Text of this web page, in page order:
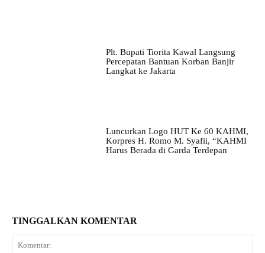
Plt. Bupati Tiorita Kawal Langsung
Percepatan Bantuan Korban Banjir
Langkat ke Jakarta
Luncurkan Logo HUT Ke 60 KAHMI,
Korpres H. Romo M. Syafii, “KAHMI
Harus Berada di Garda Terdepan
TINGGALKAN KOMENTAR